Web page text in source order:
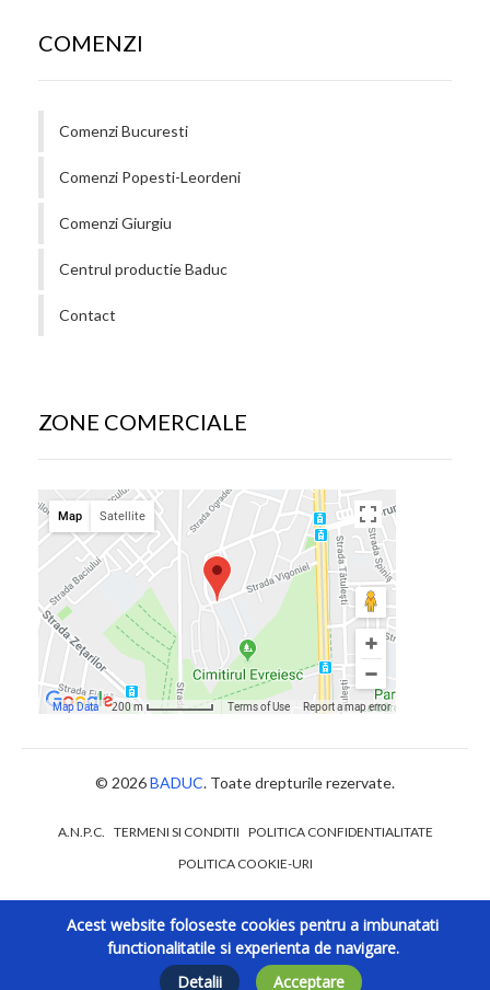
COMENZI
Comenzi Bucuresti
Comenzi Popesti-Leordeni
Comenzi Giurgiu
Centrul productie Baduc
Contact
ZONE COMERCIALE
© 2026BADUC. Toate drepturile rezervate.
A.N.P.C. TERMENI SI CONDITII POLITICA CONFIDENTIALITATE
POLITICA COOKIE-URI
Acest website foloseste cookies pentru a imbunatati
functionalitatile si experienta de navigare.
Detalii
Acceptare